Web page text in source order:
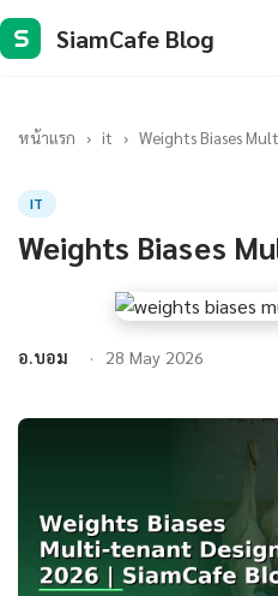
S SiamCafe Blog
หน้าแรก › it › Weights Biases
IT
Weights Biases
อ.บอม 28 May 2026